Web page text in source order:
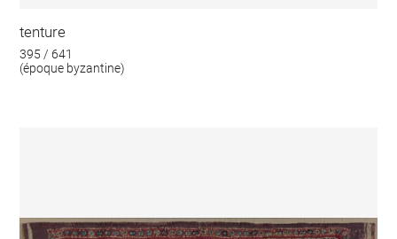
tenture
395 / 641
(époque byzantine)